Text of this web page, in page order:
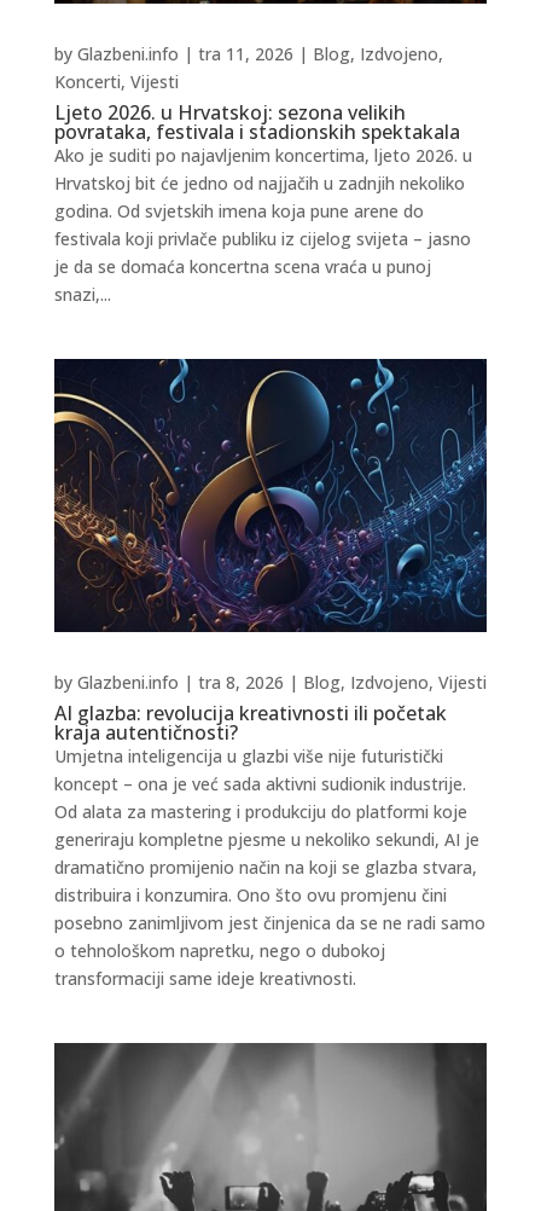
Ljeto 2026. u Hrvatskoj: sezona velikih
povrataka, festivala i stadionskih spektakala
by Glazbeni.info | tra 11, 2026 | Blog, Izdvojeno,
Koncerti, Vijesti
Ako je suditi po najavljenim koncertima, ljeto 2026. u
Hrvatskoj bit će jedno od najjačih u zadnjih nekoliko
godina. Od svjetskih imena koja pune arene do
festivala koji privlače publiku iz cijelog svijeta – jasno
je da se domaća koncertna scena vraća u punoj
snazi,...
AI glazba: revolucija kreativnosti ili početak
kraja autentičnosti?
by Glazbeni.info | tra 8, 2026 | Blog, Izdvojeno, Vijesti
Umjetna inteligencija u glazbi više nije futuristički
koncept – ona je već sada aktivni sudionik industrije.
Od alata za mastering i produkciju do platformi koje
generiraju kompletne pjesme u nekoliko sekundi, AI je
dramatično promijenio način na koji se glazba stvara,
distribuira i konzumira. Ono što ovu promjenu čini
posebno zanimljivom jest činjenica da se ne radi samo
o tehnološkom napretku, nego o dubokoj
transformaciji same ideje kreativnosti.